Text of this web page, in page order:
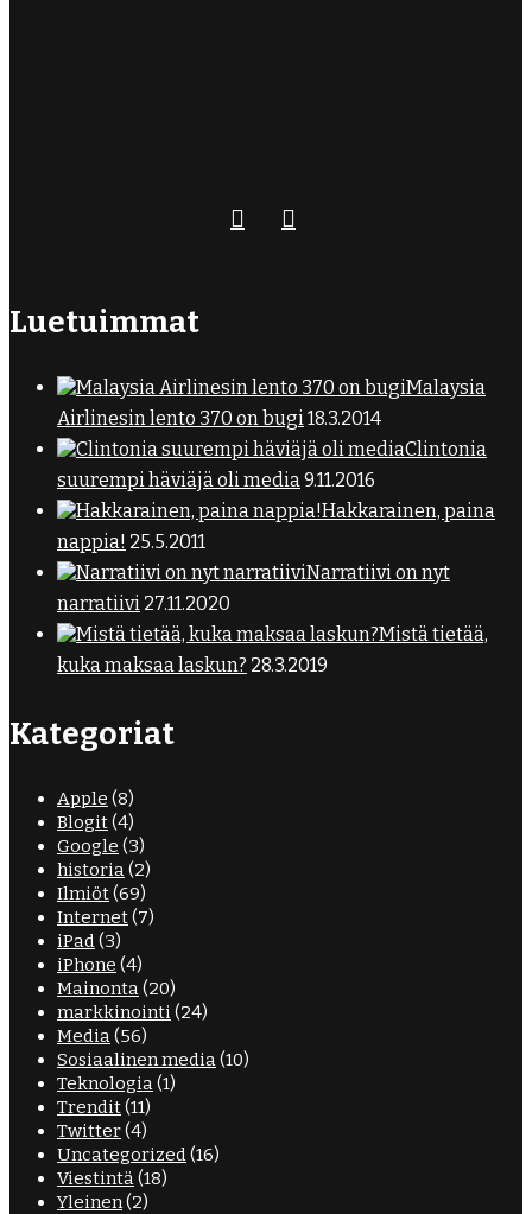
Luetuimmat
Malaysia
Airlinesin lento 370 on bugi18.3.2014
Clintonia
suurempi häviäjä oli media9.11.2016
Hakkarainen, paina
nappia! 25.5.2011
Narratiivi on nyt
narratiivi 27.11.2020
Mistä tietää,
kuka maksaa laskun? 28.3.2019
Kategoriat
Apple (8)
Blogit(4)
Google (3)
historia(2)
Ilmiöt(69)
Internet(7)
iPad(3)
iPhone (4)
Mainonta(20)
markkinointi(24)
Media(56)
Sosiaalinen media(10)
Teknologia(1)
Trendit(11)
Twitter(4)
Uncategorized(16)
Viestintä(18)
Yleinen(2)